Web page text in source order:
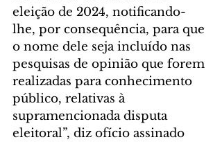
eleição de 2024, notificando-
lhe, por consequência, para que
o nome dele seja incluído nas
pesquisas de opinião que forem
realizadas para conhecimento
público, relativas à
supramencionada disputa
eleitoral”, diz ofício assinado